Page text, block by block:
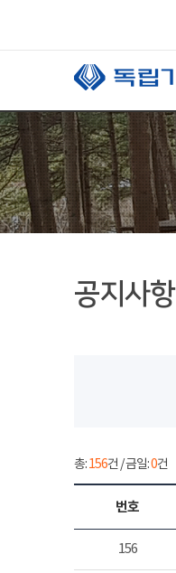
공지사항
총:156건 / 금일:0건
번호
156